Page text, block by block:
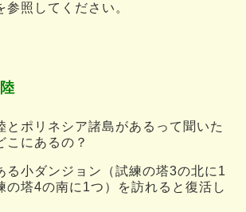
参照してください。
とポリネシア諸島があるって聞いた
こにあるの？
る小ダンジョン（試練の塔3の北に1
の塔4の南に1つ）を訪れると復活し